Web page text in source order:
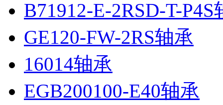
B71912-E-2RSD-T-P4S
GE120-FW-2RS轴承
16014轴承
EGB200100-E40轴承